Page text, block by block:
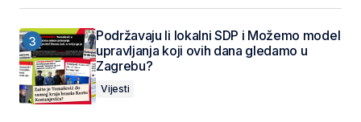
Podržavaju li lokalni SDP i Možemo model
upravljanja koji ovih dana gledamo u
Zagrebu?
Vijesti